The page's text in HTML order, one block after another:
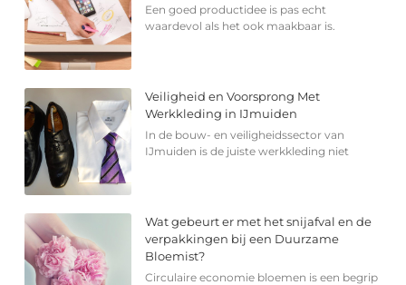
Een goed productidee is pas echt
waardevol als het ook maakbaar is.
Veiligheid en Voorsprong Met
Werkkleding in IJmuiden
In de bouw- en veiligheidssector van
IJmuiden is de juiste werkkleding niet
Wat gebeurt er met het snijafval en de
verpakkingen bij een Duurzame
Bloemist?
Circulaire economie bloemen is een begrip